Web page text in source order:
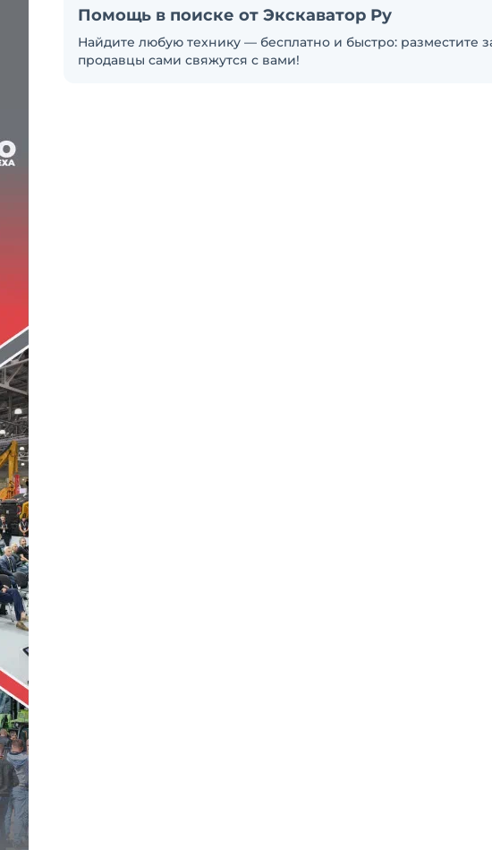
Помощь в поиске от Экскаватор Ру
Найдите любую технику — бесплатно и быстро: разместите
продавцы сами свяжутся с вами!